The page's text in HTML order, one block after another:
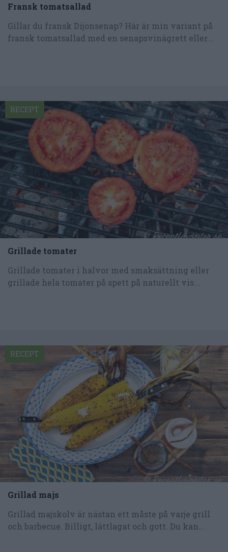
Fransk tomatsallad
Gillar du fransk Dijonsenap? Här är min variant på
fransk tomatsallad med en senapsvinägrett eller...
Grillade tomater
Grillade tomater i halvor med smaksättning eller
grillade hela tomater på spett på naturellt vis...
RECEPT
Grillad majs
Grillad majskolv är nästan ett måste på varje grill
och barbecue. Billigt, lättlagat och gott. Du kan...
RECEPT